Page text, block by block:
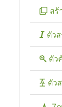
สร้
ตัว
ตัว
ตัว